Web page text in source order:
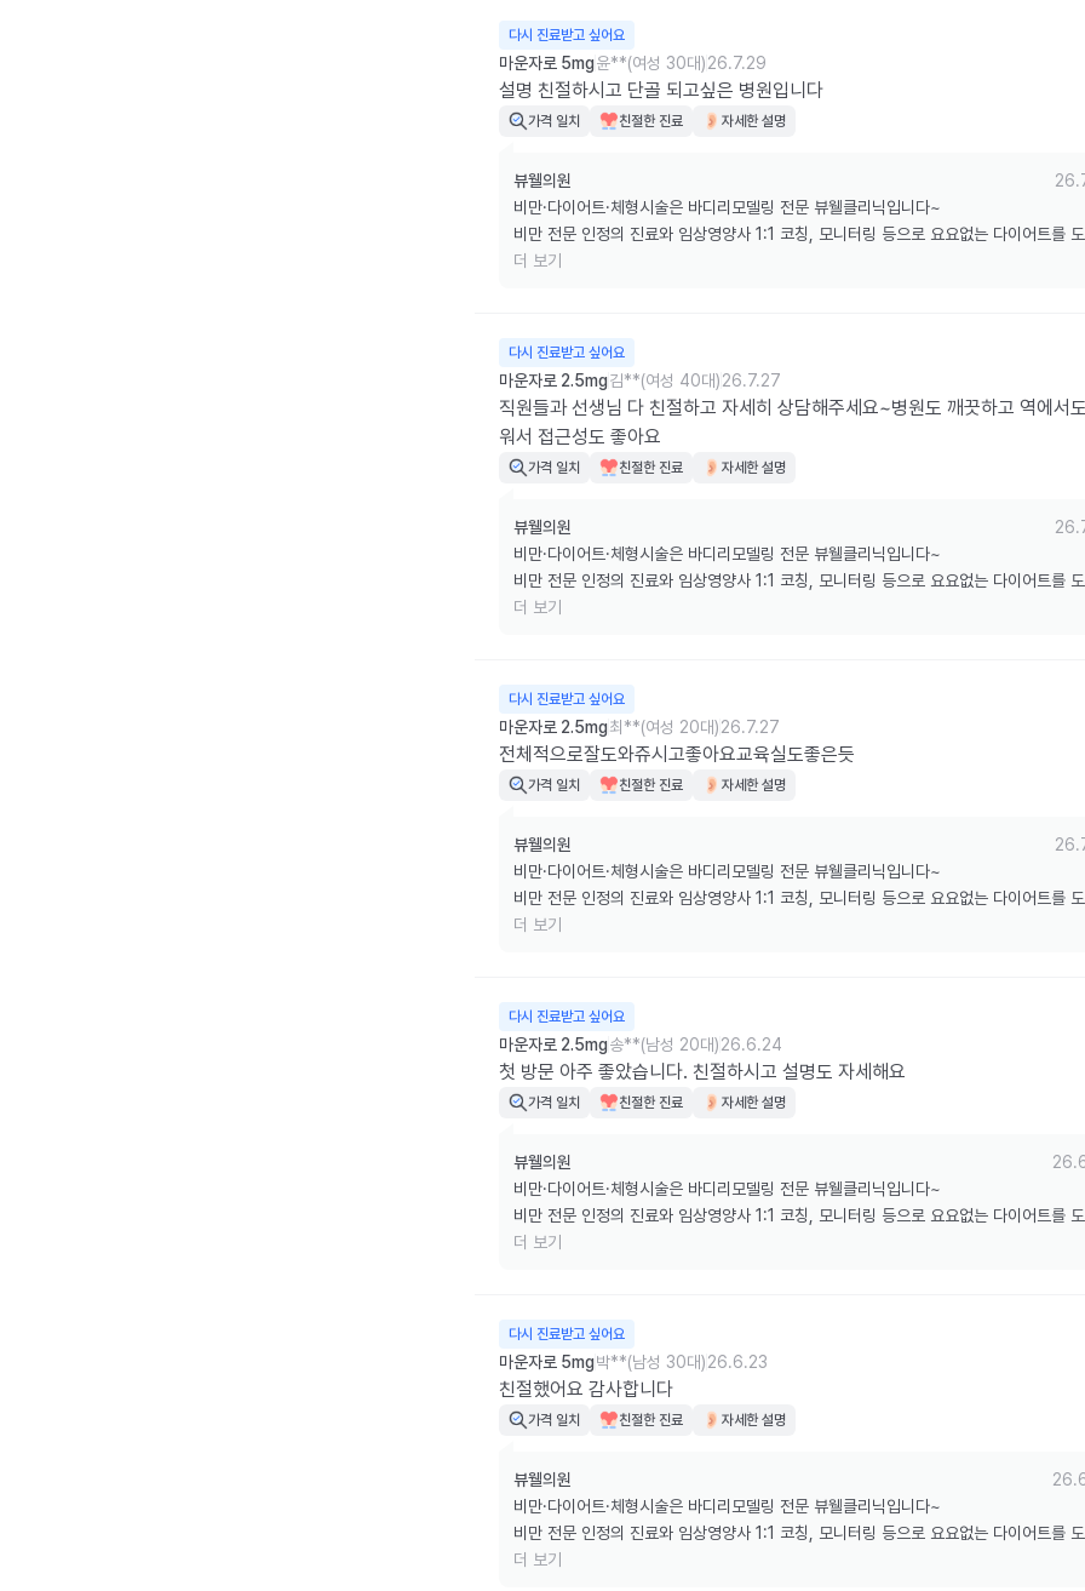
다시 진료받고 싶어요
마운자로 5mg윤**(여성 30대)26.7.29
설명 친절하시고 단골 되고싶은 병원입니다
가격 일치 친절한 진료 자세한 설명
뷰웰의원
비만·다이어트·체형시술은 바디리모델링 전문 뷰웰클리닉입니다~
비만 전문 인정의 진료와 임상영양사 1:1 코칭, 모니터링 등으로 요요없는 다이어트를
리겠습니다.
더 보기
다시 진료받고 싶어요
마운자로 2.5mg김**(여성 40대)26.7.27
직원들과 선생님 다 친절하고 자세히 상담해주세요~병원도 깨끗하고 역에서
워서 접근성도 좋아요
가격 일치 친절한 진료 자세한 설명
뷰웰의원
비만·다이어트·체형시술은 바디리모델링 전문 뷰웰클리닉입니다~
비만 전문 인정의 진료와 임상영양사 1:1 코칭, 모니터링 등으로 요요없는 다이어트를
리겠습니다.
더 보기
다시 진료받고 싶어요
마운자로 2.5mg최**(여성 20대)26.7.27
전체적으로잘도와쥬시고좋아요교육실도좋은듯
가격 일치 친절한 진료 자세한 설명
뷰웰의원
비만·다이어트·체형시술은 바디리모델링 전문 뷰웰클리닉입니다~
비만 전문 인정의 진료와 임상영양사 1:1 코칭, 모니터링 등으로 요요없는 다이어트를
리겠습니다.
더 보기
다시 진료받고 싶어요
마운자로 2.5mg송**(남성 20대)26.6.24
첫 방문 아주 좋았습니다. 친절하시고 설명도 자세해요
가격 일치 친절한 진료 자세한 설명
뷰웰의원
비만·다이어트·체형시술은 바디리모델링 전문 뷰웰클리닉입니다~
비만 전문 인정의 진료와 임상영양사 1:1 코칭, 모니터링 등으로 요요없는 다이어트를
리겠습니다.
더 보기
다시 진료받고 싶어요
마운자로 5mg박**(남성 30대)26.6.23
친절했어요 감사합니다
가격 일치 친절한 진료 자세한 설명
뷰웰의원
비만·다이어트·체형시술은 바디리모델링 전문 뷰웰클리닉입니다~
비만 전문 인정의 진료와 임상영양사 1:1 코칭, 모니터링 등으로 요요없는 다이어트를
리겠습니다.
더 보기